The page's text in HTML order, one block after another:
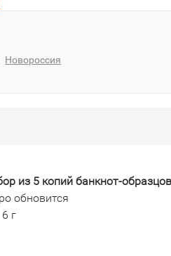
Новороссия
из 5 копий банкнот-образцов
обновится
6 г